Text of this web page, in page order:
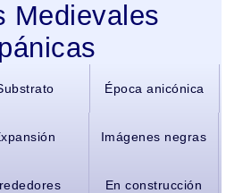
Medievales
Época anicónica
Imágenes negras
En construcción